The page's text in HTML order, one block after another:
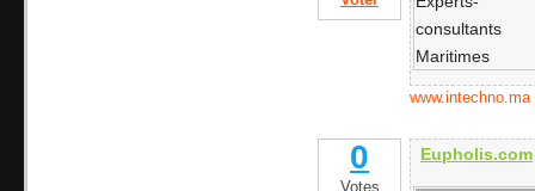
www.intechno.ma
0
Votes
Eupholis.com